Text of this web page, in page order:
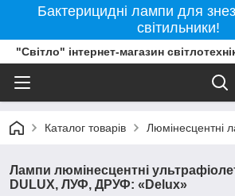
Бактерицидні лампи для
світильники!
"Світло" інтернет-магазин
Каталог товарів Люмінесцентні
Лампи люмінесцентні
DULUX, ЛУФ, ДРУФ: «Delux»